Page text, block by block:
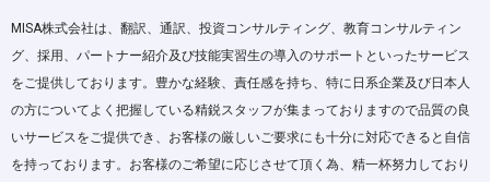
MISA株式会社は、翻訳、通訳、投資コンサルティング、教育コンサルティン
グ、採用、パートナー紹介及び技能実習生の導入のサポートといったサービス
をご提供しております。豊かな経験、責任感を持ち、特に日系企業及び日本人
の方についてよく把握している精鋭スタッフが集まっておりますので品質の良
いサービスをご提供でき、お客様の厳しいご要求にも十分に対応できると自信
を持っております。お客様のご希望に応じさせて頂く為、精一杯努力しており